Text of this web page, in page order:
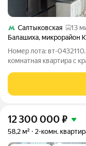
Салтыковская
13
Балашиха, микрорайон
Номер лота: вт-
комнатная квартира с
звукоизоляция, сейчас
квадратной формы,
12 300 000 ₽
58,2 м² 2-комн.